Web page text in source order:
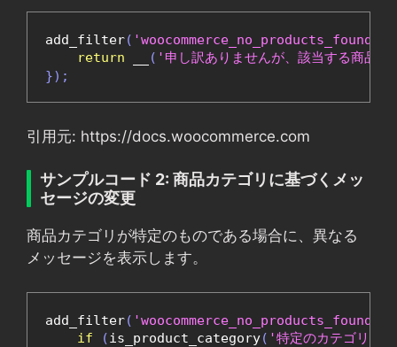
add_filter( 'woocommerce_no_products_found'
return
( '申し訳ありませんが、該当する商品
});
引用元: https://docs.woocommerce.com
サンプルコード 2: 商品カテゴリに基づくメッ
セージの変更
商品カテゴリが特定のものである場合に、異なる
メッセージを表示します。
add_filter( 'woocommerce_no_products_found'
if
(is_product_category( '特定のカテゴリ'